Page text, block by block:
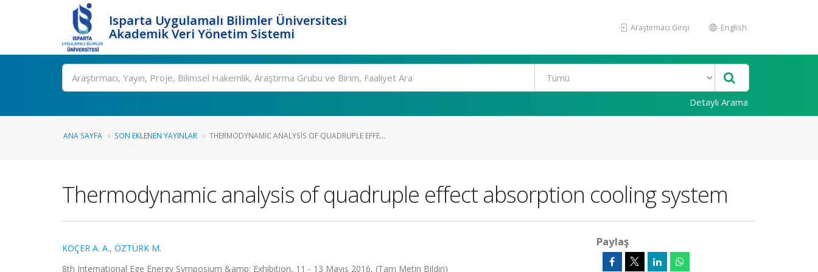
Isparta Uygulamalı Bilimler Üniversitesi
Akademik Veri Yönetim Sistemi
Araştırmacı Girişi English
Ara
Detaylı Arama
ANA SAYFA SON EKLENEN YAYINLAR THERMODYNAMIC ANALYSIS OF QUADRUPLE EFFE...
Thermodynamic analysis of quadruple effect absorption cooling system
KOÇER A. A., ÖZTÜRK M.
8th International Ege Energy Symposium &amp; Exhibition, 11 - 13 Mayıs 2016, (Tam Metin Bildiri)
Paylaş